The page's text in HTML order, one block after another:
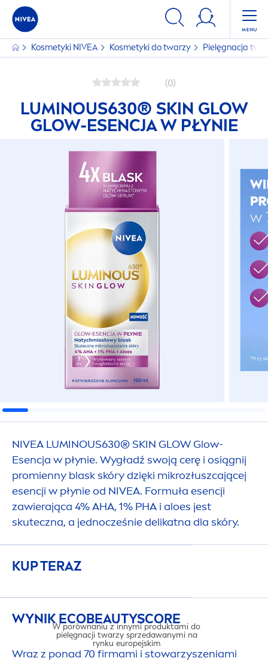
Kosmetyki NIVEA Kosmetyki do twarzy Pielęgnacja
(0)
LUMINOUS630® SKIN GLOW
GLOW-ESENCJA W PŁYNIE
NIVEA LUMINOUS630®SKIN GLOW Glow-
Esencja w płynie. Wygładź swoją cerę i osiągnij
promienny blask skóry dzięki mikrozłuszcającej
esencji w płynie od NIVEA. Formuła esencji
zawierająca 4% AHA, 1% PHA i aloes jest
skuteczna, a jednocześnie delikatna dla skóry.
KUP TERAZ
WYNIK ECOBEAUTYSCORE
W porównaniu z innymi produktami do
pielęgnacji twarzy sprzedawanymi na
rynku europejskim
Wraz z ponad 70 firmami i stowarzyszeniami